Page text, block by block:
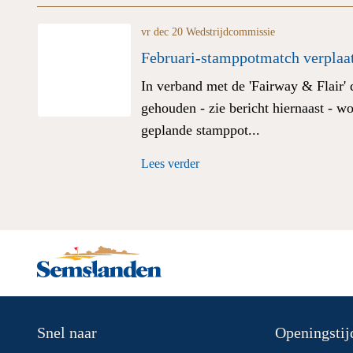
vr dec 20Wedstrijdcommissie
Februari-stamppotmatch
In verband met de 'Fairway & Flair'
gehouden - zie bericht hiernaast -
geplande stamppot...
Lees verder
Snel naar